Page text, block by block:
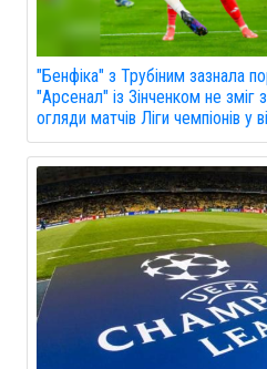
"Бенфіка" з Трубіним зазнала
"Арсенал" із Зінченком не зміг
огляди матчів Ліги чемпіонів у